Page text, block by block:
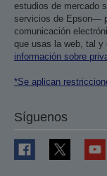
estudios de mercado
servicios de Epson—
comunicación
que usas la web, tal y
información sobre
*Se aplican
Síguenos